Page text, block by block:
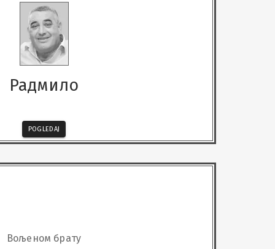
Радмило
POGLEDAJ
Вољеном брату